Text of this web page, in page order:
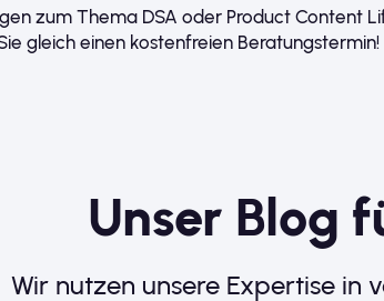
zum Thema DSA oder Product Content
gleich einen kostenfreien Beratungstermin!
Unser Blog
Wir nutzen unsere Expertise in